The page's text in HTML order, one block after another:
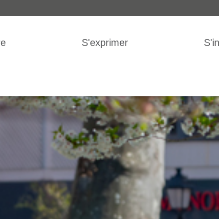
S'exprimer